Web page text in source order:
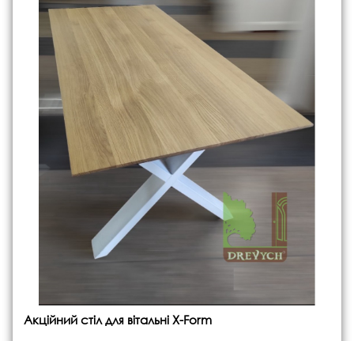
Акційний стіл для вітальні X-Form